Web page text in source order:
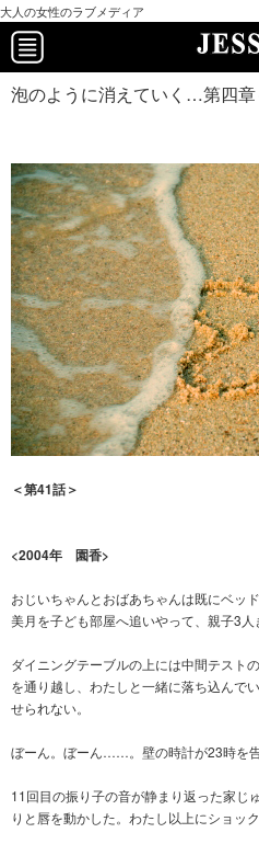
大人の女性のラブメディア
泡のように消えていく…第四章
＜第41話＞
<2004年 園香>
おじいちゃんとおばあちゃんは既にベッ
美月を子ども部屋へ追いやって、親子3人
ダイニングテーブルの上には中間テスト
を通り越し、わたしと一緒に落ち込んで
せられない。
ぼーん。ぼーん……。壁の時計が23時を告
11回目の振り子の音が静まり返った家じ
りと唇を動かした。わたし以上にショッ